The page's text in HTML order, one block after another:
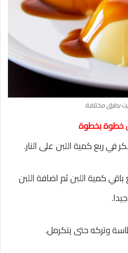
بطرق مختلفة
خطوة بخطوة
ربع كمية اللبن على النار.
كمية اللبن ثم اضافة اللبن
وتركه حتى يتكرمل.